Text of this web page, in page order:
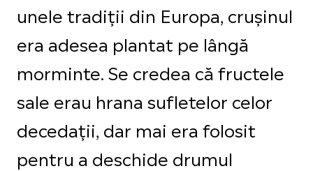
unele tradiții din Europa, crușinul
era adesea plantat pe lângă
morminte. Se credea că fructele
sale erau hrana sufletelor celor
decedații, dar mai era folosit
pentru a deschide drumul